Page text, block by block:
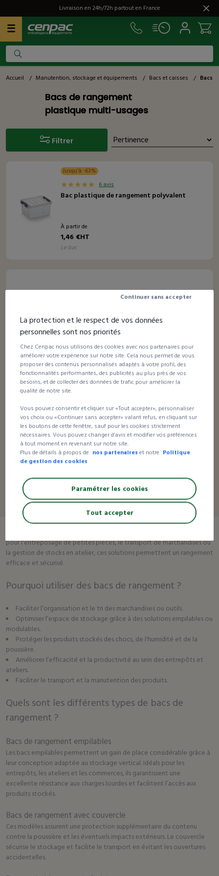
Livraison en 24h/72h partout en France
Accueil / Manutention, stockage et équipements / Bacs et caisses / Bacs
Bacs de rangement
plastique multi-usages
Filtrer
Jusqu’à -63%
6 avis
Bac plastique de rangement polyvalent
À partir de
1,46 €HT
le bac
1 avis
Bac plastique de rangement hermétique
À partir de
12,39 €HT
le bac
PACK - Rayonnage avec bacs plastique de
rangement hermétiques
À partir de
663,00 €HT
le pack
1
bacs de rangementsont indispensables pour optimiser le
pour l'entreposage de petites pièces, le transport de marchandises ou
la gestion de stocks en atelier, ces solutions permettent un rangement
efficace et sécurisé.
Pourquoi utiliser des bacs de rangement ?
Faciliter l’organisation et le tri des marchandises ou outils.
Optimiser l’espace de stockage grâce à des solutions empilables ou
modulables.
Protéger les produits stockés des chocs, de l'humidité et de la
poussière.
Améliorer l’efficacité et la productivité au sein des entrepôts et
ateliers.
Faciliter le transport et la manutention des produits.
Quels sont les différents types de bacs de
rangement ?
Bacs de rangement empilables
Les bacs empilables permettent un gain de place considérable grâce à
leur conception adaptée au stockage vertical. Idéals pour les
entrepôts, les ateliers et les commerces, ils garantissent une
excellente résistance aux charges lourdes et facilitent l’accès aux
produits stockés.
Bacs de rangement avec couvercle
Ces modèles assurent une protection supplémentaire du contenu
contre la poussière et les éventuels impacts extérieurs. Le couvercle
sécurise le stockage et facilite le transport en évitant les ouvertures
accidentelles.
La protection et le respect de vos données
personnelles sont nos priorités
Chez Cenpac nous utilisons des cookies avec nos partenaires pour
améliorer votre expérience sur notre site. Cela nous permet de vous
proposer des contenus personnalisés adaptés à votre profil, des
fonctionnalités performantes, des publicités au plus près de vos
besoins, et de collecter des données de trafic pour améliorer la
qualité de notre site.
Vous pouvez consentir et cliquer sur «Tout accepter», personnaliser
vos choix ou «Continuer sans accepter» valant refus, en cliquant sur
les boutons de cette fenêtre, sauf pour les cookies strictement
nécessaires. Vous pouvez changer d’avis et modifier vos préférences
à tout moment en revenant sur notre site.
Plus de détails à propos de nos partenaires et notre Politique
de gestion des cookies
Continuer sans accepter
Paramétrer les cookies
Tout accepter